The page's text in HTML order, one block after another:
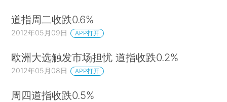
道指周二收跌0.6%
2012年05月09日 APP打开
欧洲大选触发市场担忧 道指收跌0.2%
2012年05月08日 APP打开
周四道指收跌0.5%